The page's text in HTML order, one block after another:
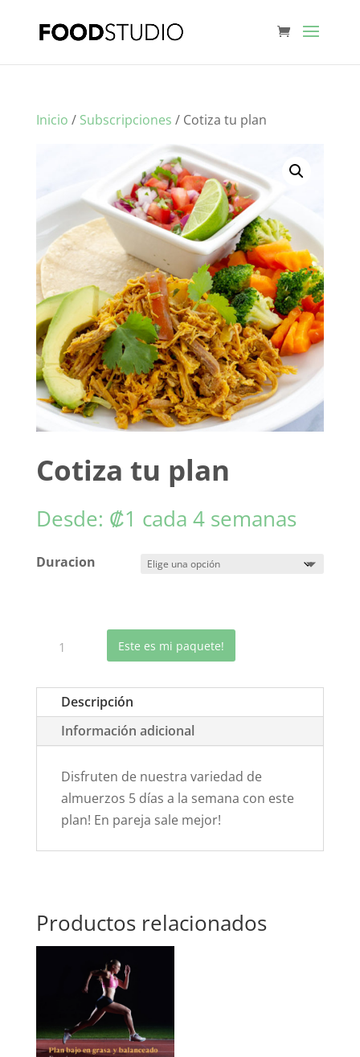
Inicio / Subscripciones / Cotiza tu plan
Cotiza tu plan
Desde: ₡1 cada 4 semanas
Duracion
Cotiza
plan
cantidad
Este es mi paquete!
Descripción
Información adicional
Disfruten de nuestra variedad de
almuerzos 5 días a la semana con este
plan! En pareja sale mejor!
Productos relacionados